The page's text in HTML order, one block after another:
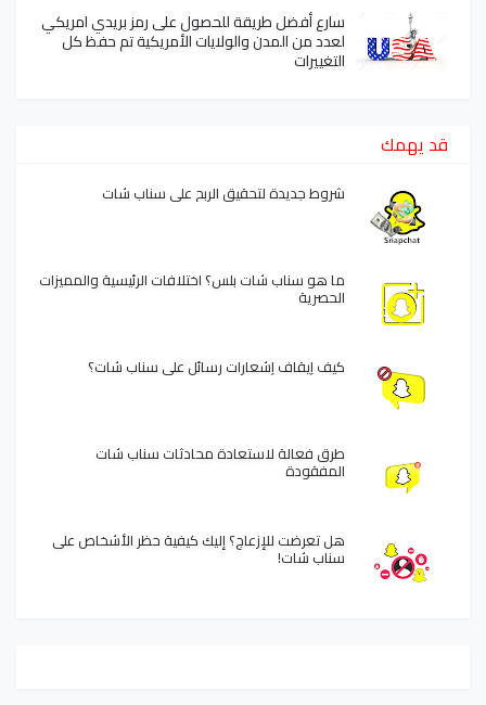
سارع أفضل طريقة للحصول على رمز بريدي امريكي
لعدد من المدن والولايات الأمريكية تم حفظ كل
التغييرات
قد يهمك
شروط جديدة لتحقيق الربح على سناب شات
ما هو سناب شات بلس؟ اختلافات الرئيسية والمميزات
الحصرية
كيف إيقاف إشعارات رسائل على سناب شات؟
طرق فعالة لاستعادة محادثات سناب شات
المفقودة
هل تعرضت للإزعاج؟ إليك كيفية حظر الأشخاص على
سناب شات!